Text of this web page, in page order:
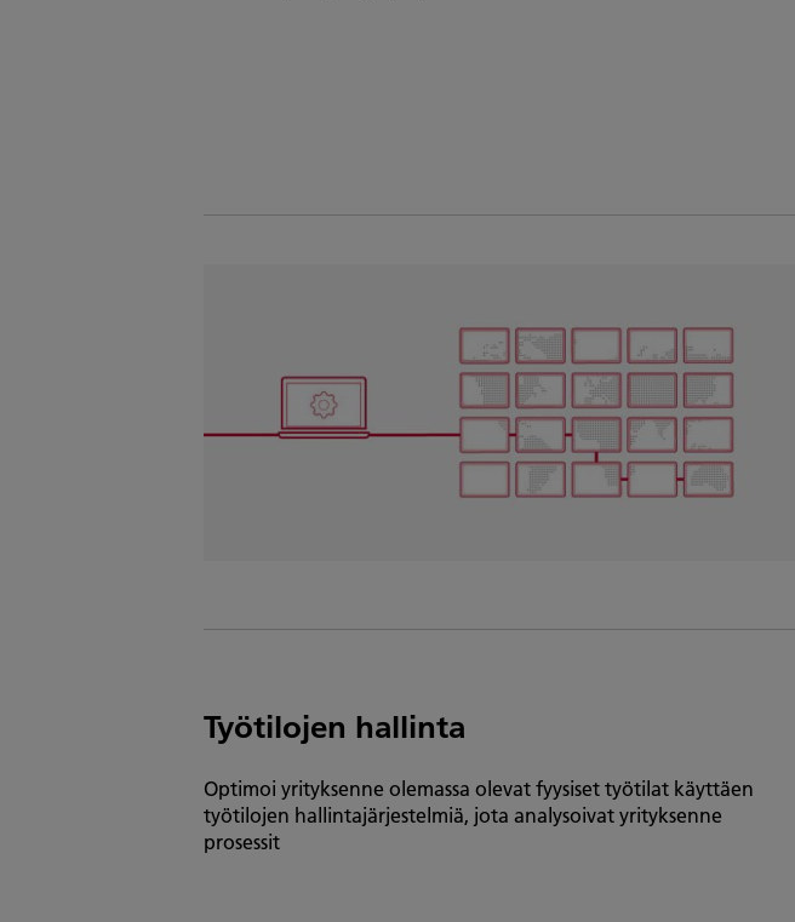
Työtilojen hallinta
Optimoi yrityksenne olemassa olevat fyysiset työtilat käyttäen
työtilojen hallintajärjestelmiä, jota analysoivat yrityksenne
prosessit